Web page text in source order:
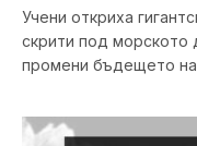
Учени откриха
скрити под морското
промени бъдещето